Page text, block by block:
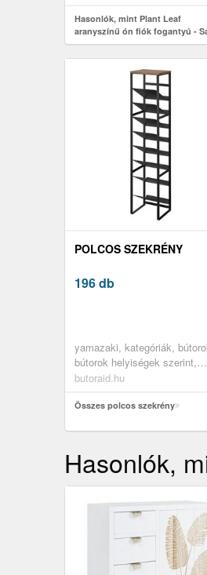
Hasonlók, mint Plant Leaf
aranyszínű ón fiók fogantyú -
& Belle
POLCOS SZEKRÉNY
196 db
yamazaki, kategóriák,
bútorok helyiségek szerint,
konyha és étkező bútorok,
állványok, bortartó polcos
butoraid.hu
Összes polcos szekrény
Hasonlók,